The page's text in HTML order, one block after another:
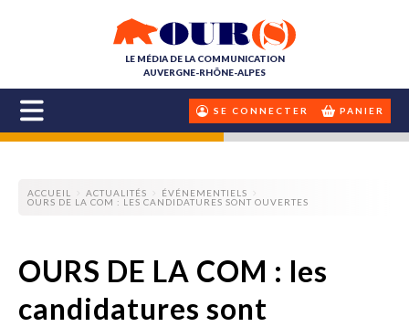
LE MÉDIA DE LA COMMUNICATION
AUVERGNE-RHÔNE-ALPES
SE CONNECTER PANIER
ACCUEIL ACTUALITÉS
ÉVÉNEMENTIELS
OURS DE LA COM : LES CANDIDATURES SONT OUVERTES
OURS DE LA COM : les
candidatures sont